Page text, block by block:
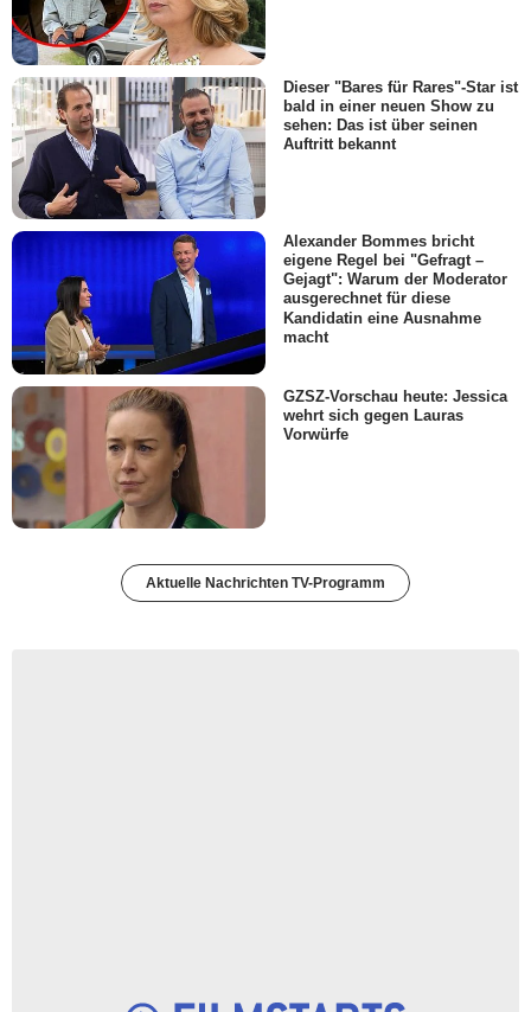
Dieser "Bares für Rares"-Star ist
bald in einer neuen Show zu
sehen: Das ist über seinen
Auftritt bekannt
Alexander Bommes bricht
eigene Regel bei "Gefragt –
Gejagt": Warum der Moderator
ausgerechnet für diese
Kandidatin eine Ausnahme
macht
GZSZ-Vorschau heute: Jessica
wehrt sich gegen Lauras
Vorwürfe
Aktuelle Nachrichten TV-Programm